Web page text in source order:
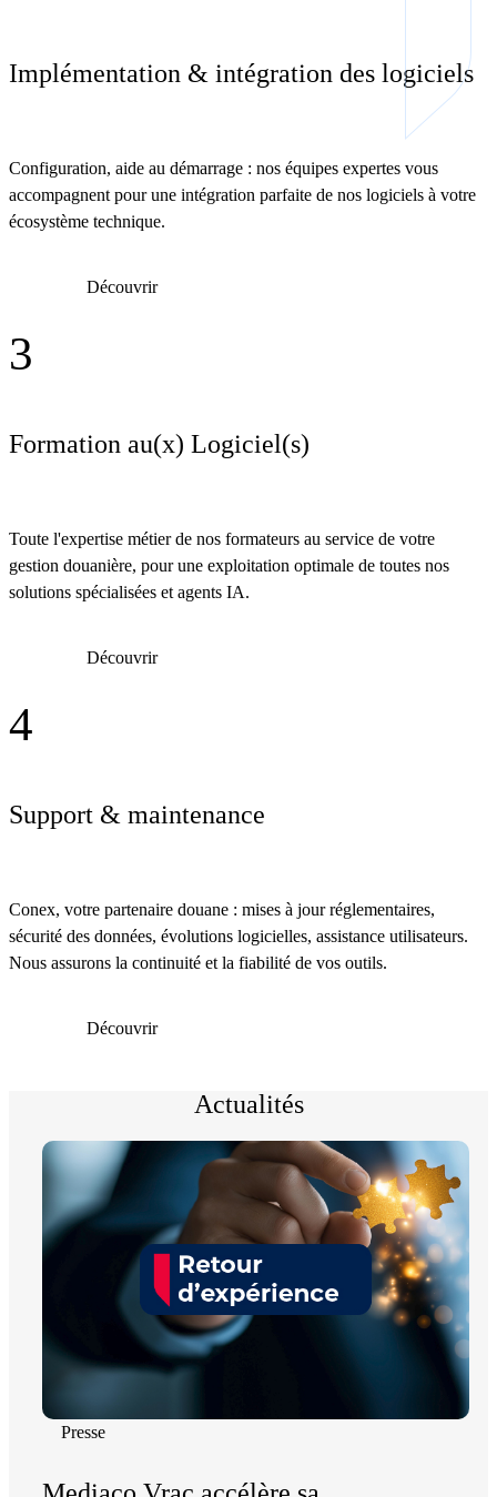
Implémentation & intégration des logiciels
Configuration, aide au démarrage : nos équipes expertes vous
accompagnent pour une intégration parfaite de nos logiciels à votre
écosystème technique.
Découvrir
3
Formation au(x) Logiciel(s)
Toute l'expertise métier de nos formateurs au service de votre
gestion douanière, pour une exploitation optimale de toutes nos
solutions spécialisées et agents IA.
Découvrir
4
Support & maintenance
Conex, votre partenaire douane : mises à jour réglementaires,
sécurité des données, évolutions logicielles, assistance utilisateurs.
Nous assurons la continuité et la fiabilité de vos outils.
Découvrir
Actualités
Presse